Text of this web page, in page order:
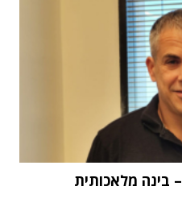
"העתיד הוא Physical AI – בינה מלאכותית